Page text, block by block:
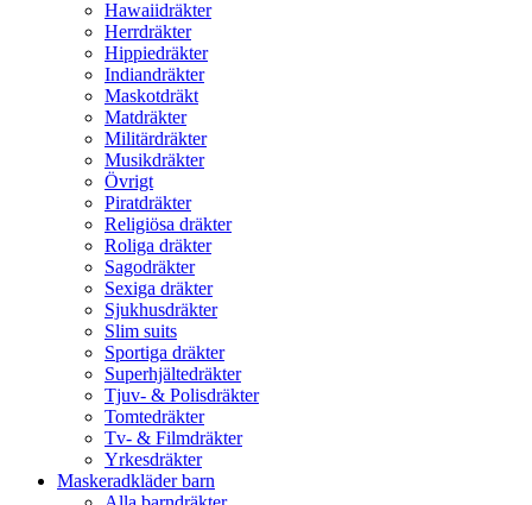
Hawaiidräkter
Herrdräkter
Hippiedräkter
Indiandräkter
Maskotdräkt
Matdräkter
Militärdräkter
Musikdräkter
Övrigt
Piratdräkter
Religiösa dräkter
Roliga dräkter
Sagodräkter
Sexiga dräkter
Sjukhusdräkter
Slim suits
Sportiga dräkter
Superhjältedräkter
Tjuv- & Polisdräkter
Tomtedräkter
Tv- & Filmdräkter
Yrkesdräkter
Maskeradkläder barn